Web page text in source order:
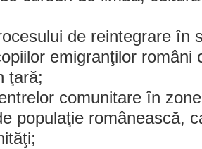
de reintegrare în
emigranţilor români
ţară;
comunitare în
populaţie românească,